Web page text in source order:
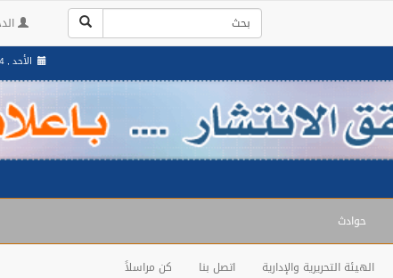
الأحد , 24 صفر 1448 هـ ,
حوادث
الهيئة التحريرية والإدارية اتصل بنا كن مراسلاً